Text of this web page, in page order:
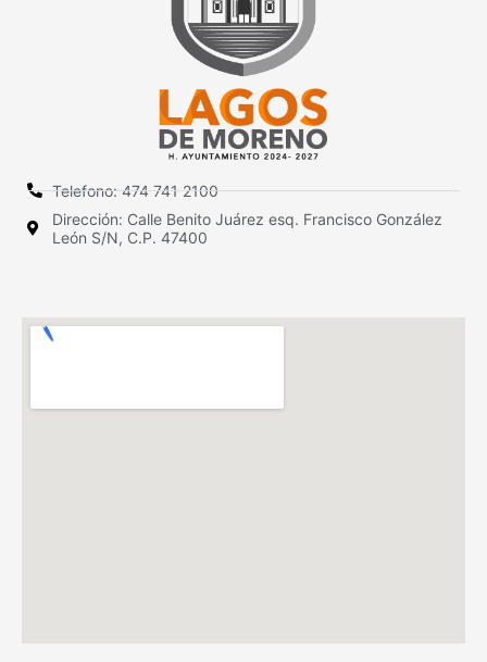
Telefono: 474 741 2100
Dirección: Calle Benito Juárez esq. Francisco González
León S/N, C.P. 47400